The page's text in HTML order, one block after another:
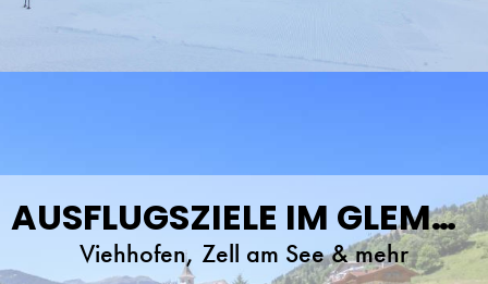
AUSFLUGSZIELE IM GLEMMTAL
Viehhofen, Zell am See & mehr